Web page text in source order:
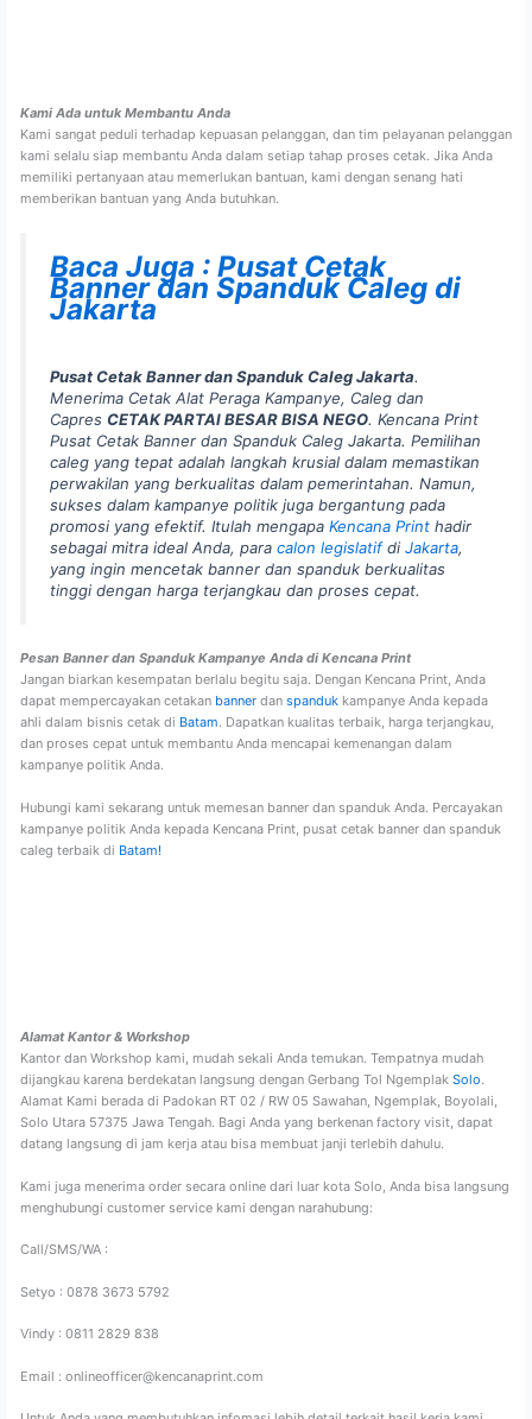
Kami Ada untuk Membantu Anda
Kami sangat peduli terhadap kepuasan pelanggan, dan tim pelayanan pelanggan
kami selalu siap membantu Anda dalam setiap tahap proses cetak. Jika Anda
memiliki pertanyaan atau memerlukan bantuan, kami dengan senang hati
memberikan bantuan yang Anda butuhkan.
Baca Juga : Pusat Cetak
Banner dan Spanduk Caleg di
Jakarta
Pusat Cetak Banner dan Spanduk Caleg Jakarta.
Menerima Cetak Alat Peraga Kampanye, Caleg dan
Capres CETAK PARTAI BESAR BISA NEGO. Kencana Print
Pusat Cetak Banner dan Spanduk Caleg Jakarta. Pemilihan
caleg yang tepat adalah langkah krusial dalam memastikan
perwakilan yang berkualitas dalam pemerintahan. Namun,
sukses dalam kampanye politik juga bergantung pada
promosi yang efektif. Itulah mengapa Kencana Printhadir
sebagai mitra ideal Anda, para calon legislatifdi Jakarta,
yang ingin mencetak banner dan spanduk berkualitas
tinggi dengan harga terjangkau dan proses cepat.
Pesan Banner dan Spanduk Kampanye Anda di Kencana Print
Jangan biarkan kesempatan berlalu begitu saja. Dengan Kencana Print, Anda
dapat mempercayakan cetakan bannerdan spandukkampanye Anda kepada
ahli dalam bisnis cetak di Batam. Dapatkan kualitas terbaik, harga terjangkau,
dan proses cepat untuk membantu Anda mencapai kemenangan dalam
kampanye politik Anda.
Hubungi kami sekarang untuk memesan banner dan spanduk Anda. Percayakan
kampanye politik Anda kepada Kencana Print, pusat cetak banner dan spanduk
caleg terbaik di Batam!
Alamat Kantor & Workshop
Kantor dan Workshop kami, mudah sekali Anda temukan. Tempatnya mudah
dijangkau karena berdekatan langsung dengan Gerbang Tol Ngemplak Solo.
Alamat Kami berada di Padokan RT 02 / RW 05 Sawahan, Ngemplak, Boyolali,
Solo Utara 57375 Jawa Tengah. Bagi Anda yang berkenan factory visit, dapat
datang langsung di jam kerja atau bisa membuat janji terlebih dahulu.
Kami juga menerima order secara online dari luar kota Solo, Anda bisa langsung
menghubungi customer service kami dengan narahubung:
Call/SMS/WA :
Setyo : 0878 3673 5792
Vindy : 0811 2829 838
Email : onlineofficer@kencanaprint.com